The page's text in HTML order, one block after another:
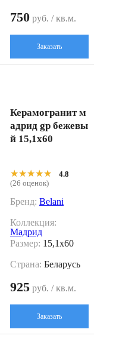
750 руб. / кв.м.
Заказать
Керамогранит м
адрид gp бежевы
й 15,1x60
★★★★★
★★★★★
4.8
(26 оценок)
Бренд: Belani
Коллекция:
Мадрид
Размер: 15,1x60
Страна: Беларусь
925 руб. / кв.м.
Заказать